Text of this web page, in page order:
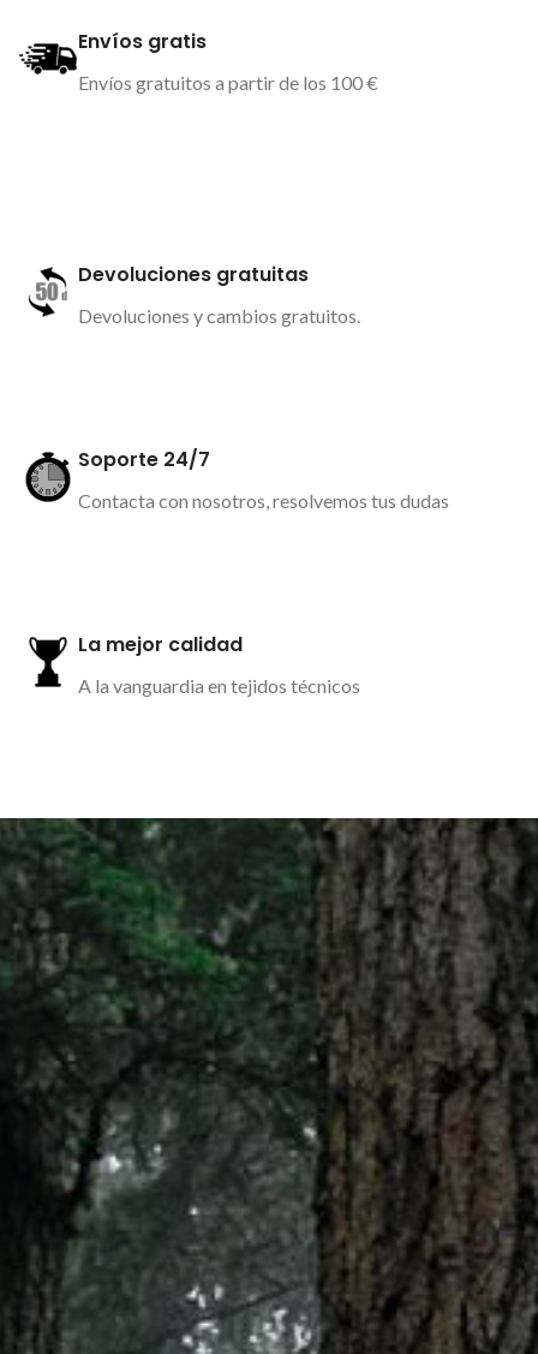
Envíos gratis
Envíos gratuitos a partir de los 100 €
Devoluciones gratuitas
Devoluciones y cambios gratuitos.
Soporte 24/7
Contacta con nosotros, resolvemos tus dudas
La mejor calidad
A la vanguardia en tejidos técnicos